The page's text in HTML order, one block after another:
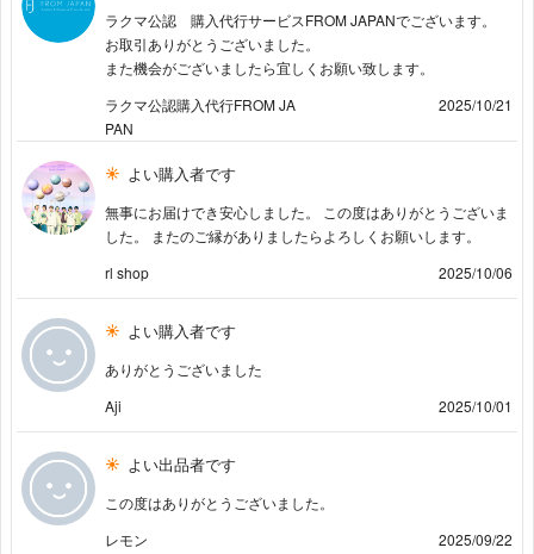
ラクマ公認 購入代行サービスFROM JAPANでございます。
お取引ありがとうございました。
また機会がございましたら宜しくお願い致します。
ラクマ公認購入代行FROM JA
PAN
2025/10/21
よい購入者です
無事にお届けでき安心しました。 この度はありがとうございま
した。 またのご縁がありましたらよろしくお願いします。
rl shop
2025/10/06
よい購入者です
ありがとうございました
Aji
2025/10/01
よい出品者です
この度はありがとうございました。
レモン
2025/09/22